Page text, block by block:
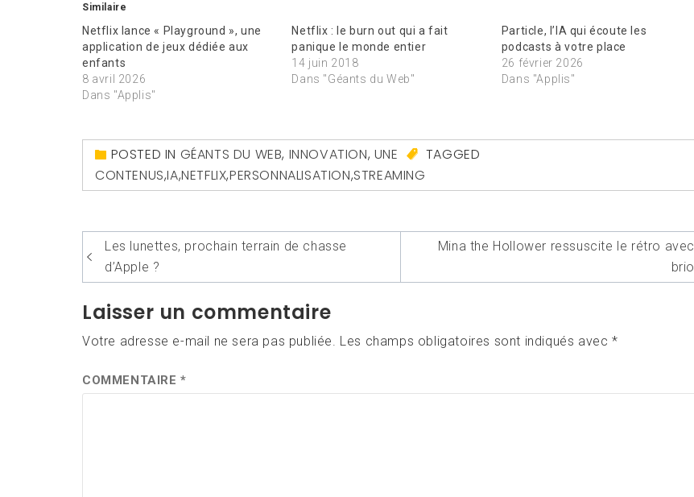
Similaire
Netflix lance « Playground », une
application de jeux dédiée aux
enfants
8 avril 2026
Dans "Applis"
Netflix : le burn out qui a fait
panique le monde entier
14 juin 2018
Dans "Géants du Web"
Particle, l’IA qui écoute les
podcasts à votre place
26 février 2026
Dans "Applis"
POSTED IN GÉANTS DU WEB, INNOVATION, UNE
TAGGED
CONTENUS,IA,NETFLIX,PERSONNALISATION,STREAMING
Navigation
de
l’article
Les lunettes, prochain terrain de chasse
d’Apple ?
Mina the Hollower ressuscite le rétro avec
brio
Laisser un commentaire
Votre adresse e-mail ne sera pas publiée. Les champs obligatoires sont indiqués avec*
COMMENTAIRE*